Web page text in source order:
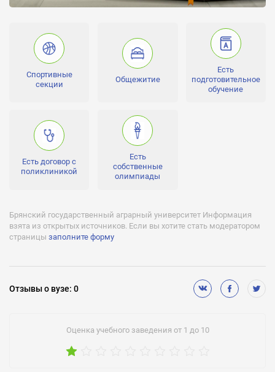
Уровень квалификации:
бакалавр, аспирантура, специалист, магистр
Лицензии:
№ 1358 серия 90Л01 №0008349 действует Бессрочно с
02.04.2015
№ 1329 серия 90А01 №0001413 дейcтвует с 15.16.2015 по
21.02.2016
Бюджетное финансирование (бесплатное обучение):
Есть
Отсрочка от службы:
Нет
Подготовительное обучение:
Медицинское обслуживание:
Спортивные
секции
Общежитие
Есть
подготовительное
обучение
Есть договор с
поликлиникой
Есть
собственные
олимпиады
Брянский государственный аграрный университет Информация
взята из открытых источников. Если вы хотите стать модератором
страницы заполните форму
Отзывыо вузе: 0
Оценка учебного заведения от 1 до 10